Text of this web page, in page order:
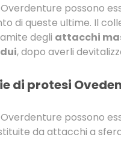
possono
di queste ultime. Il
degli attacchi
, dopo averli
di protesi
possono
da attacchi a